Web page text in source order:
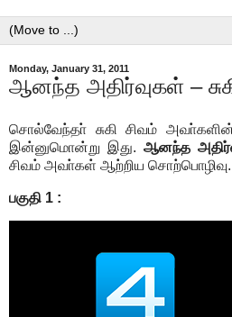
Monday, January 31, 2011
ஆனந்த அதிர்வுகள் –
சொல்வேந்தா் சுகி சிவம்
இன்னுமொன்று இது. ஆனந்த
சிவம் அவா்கள் ஆற்றிய சொற்பொழிவு.
பகுதி 1 :